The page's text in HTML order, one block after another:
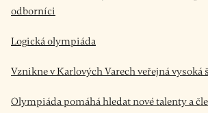
odborníci
Logická olympiáda
Vznikne v Karlových Varech veřejná vysoká
Olympiáda pomáhá hledat nové talenty a